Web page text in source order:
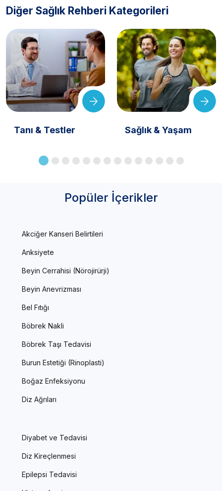
Diğer Sağlık Rehberi Kategorileri
Tanı & Testler Sağlık & Yaşam
Popüler İçerikler
Akciğer Kanseri Belirtileri
Anksiyete
Beyin Cerrahisi (Nörojirürji)
Beyin Anevrizması
Bel Fıtığı
Böbrek Nakli
Böbrek Taşı Tedavisi
Burun Estetiği (Rinoplasti)
Boğaz Enfeksiyonu
Diz Ağrıları
Diyabet ve Tedavisi
Diz Kireçlenmesi
Epilepsi Tedavisi